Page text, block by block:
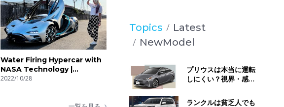
Water Firing Hypercar with
NASA Technology |
Hyperion
2022/10/28
Topics
Latest
NewModel
プリウスは本当に運転
しにくい？視界・感
が与える影響とは
ランクルは貧乏人でも